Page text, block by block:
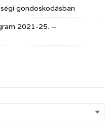
gondoskodásban
2021-25. –